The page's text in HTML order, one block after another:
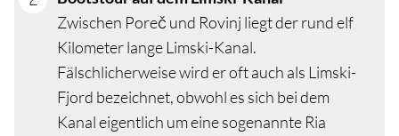
Zwischen Poreč und Rovinj liegt der rund elf
Kilometer lange Limski-Kanal.
Fälschlicherweise wird er oft auch als Limski-
Fjord bezeichnet, obwohl es sich bei dem
Kanal eigentlich um eine sogenannte Ria